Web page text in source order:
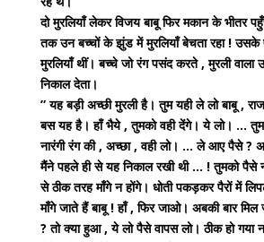
दो मुरलियाँ लेकर विजय बाबू फिर मकान के भीतर
तक उन बच्चों के झुंड में मुरलियाँ बेचता रहा ! उसके
मुरलियाँ थीं। बच्चे जो रंग पसंद करते , मुरली वाला
निकाल देता।
” यह बड़ी अच्छी मुरली है। तुम यही ले लो बाबू ,
बस यह है। हाँ भैये , तुमको वही देंगे। ये लो। …
नारंगी रंग की , अच्छा , वही लो। … ले आए पैसे ?
मैंने पहले ही से यह निकाल रखी थी … ! तुमको पैसे
से ठीक तरह माँगे न होंगे। धोती पकड़कर पैरों में
माँगे जाते हैं बाबू ! हाँ , फिर जाओ। अबकी बार
? तो क्या हुआ , ये लो पैसे वापस लो। ठीक हो गया